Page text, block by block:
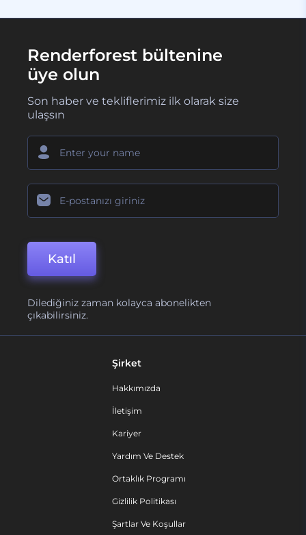
Renderforest bültenine
üye olun
Son haber ve tekliflerimiz ilk olarak size
ulaşsın
Katıl
Dilediğiniz zaman kolayca abonelikten
çıkabilirsiniz.
Şirket
Hakkımızda
İletişim
Kariyer
Yardım Ve Destek
Ortaklık Programı
Gizlilik Politikası
Şartlar Ve Koşullar